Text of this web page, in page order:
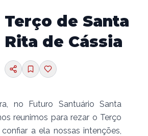
Terço de Santa
Rita de Cássia
no Futuro Santuário Santa
reunimos para rezar o Terço
a ela nossas intenções,